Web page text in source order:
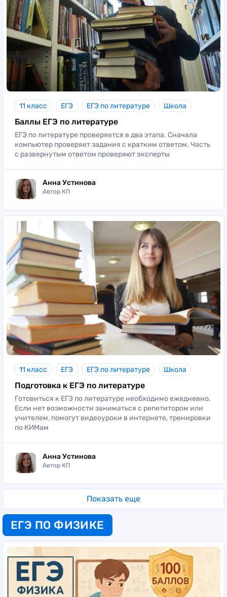
11 класс ЕГЭ ЕГЭ по литературе Школа
Баллы ЕГЭ по литературе
ЕГЭ по литературе проверяется в два этапа. Сначала
компьютер проверяет задания с кратким ответом. Часть
с развернутым ответом проверяют эксперты
Анна Устинова
Автор КП
11 класс ЕГЭ ЕГЭ по литературе Школа
Подготовка к ЕГЭ по литературе
Готовиться к ЕГЭ по литературе необходимо ежедневно.
Если нет возможности заниматься с репетитором или
учителем, помогут видеоуроки в интернете, тренировки
по КИМам
Анна Устинова
Автор КП
Показать еще
ЕГЭ ПО ФИЗИКЕ